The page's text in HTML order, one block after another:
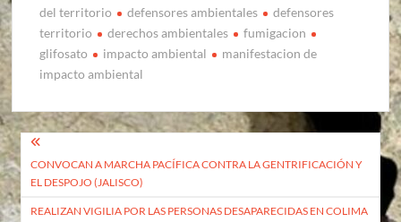
del territorio defensores ambientales
defensores
territorio
derechos ambientales
fumigacion
glifosato
impacto ambiental
manifestacion de
impacto ambiental
Navegación
de
entradas
CONVOCAN A MARCHA PACÍFICA CONTRA LA GENTRIFICACIÓN Y
EL DESPOJO (JALISCO)
REALIZAN VIGILIA POR LAS PERSONAS DESAPARECIDAS EN COLIMA